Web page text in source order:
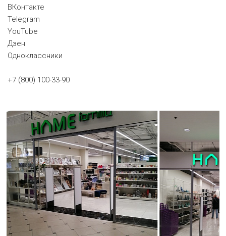
ВКонтакте
Telegram
YouTube
Дзен
Одноклассники
+7 (800) 100-33-90